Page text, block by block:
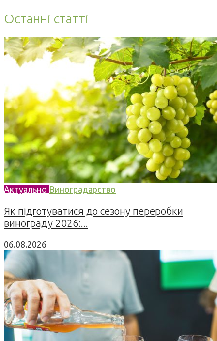
Останні статті
Актуально Виноградарство
Як підготуватися до сезону переробки
винограду 2026:...
06.08.2026